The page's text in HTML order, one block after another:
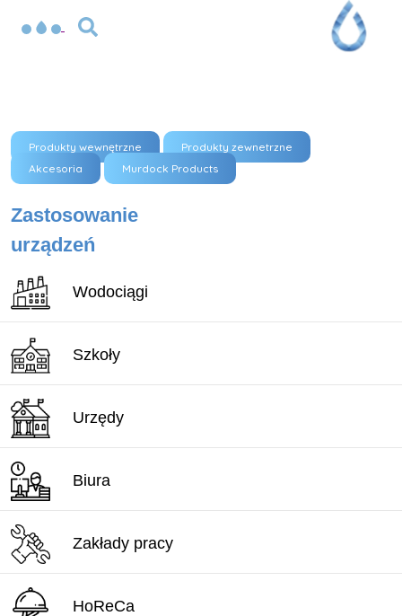
Produkty wewnętrzne
Produkty zewnetrzne
Akcesoria
Murdock Products
Zastosowanie
urządzeń
Wodociągi
Szkoły
Urzędy
Biura
Zakłady pracy
HoReCa